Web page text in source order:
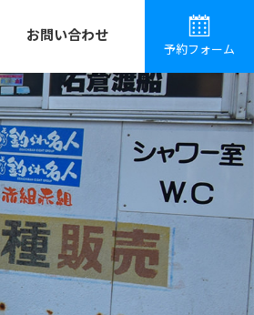
お問い合わせ
予約フォーム